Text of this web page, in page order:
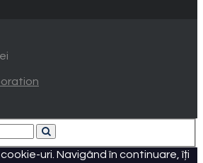
uri. Navigând în continuare, îți